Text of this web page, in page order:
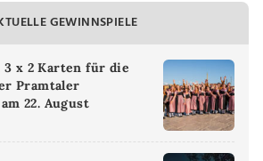
GEWINNSPIELE
3 x 2 Karten für die
Pramtaler
22. August